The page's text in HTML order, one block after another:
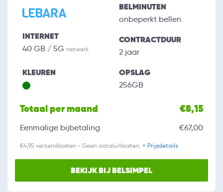
INTERNET
40 GB / 5G netwerk
BELMINUTEN
onbeperkt bellen
CONTRACTDUUR
2 jaar
KLEUREN OPSLAG
256GB
Totaal per maand €8,15
Eenmalige bijbetaling €67,00
€4,95 verzendkosten - Geen aansluitkosten. + Prijsdetails
BEKIJK BIJ BELSIMPEL